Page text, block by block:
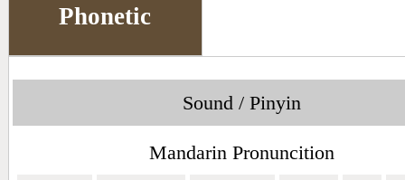
Phonetic
Sound / Pinyin
Mandarin Pronuncition